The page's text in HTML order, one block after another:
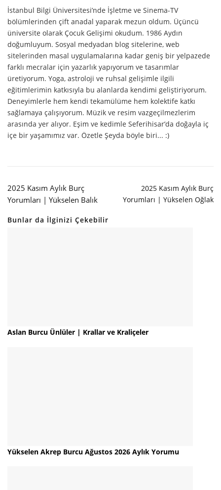
İstanbul Bilgi Üniversitesi’nde İşletme ve Sinema-TV
bölümlerinden çift anadal yaparak mezun oldum. Üçüncü
üniversite olarak Çocuk Gelişimi okudum. 1986 Aydın
doğumluyum. Sosyal medyadan blog sitelerine, web
sitelerinden masal uygulamalarına kadar geniş bir yelpazede
farklı mecralar için yazarlık yapıyorum ve tasarımlar
üretiyorum. Yoga, astroloji ve ruhsal gelişimle ilgili
eğitimlerimin katkısıyla bu alanlarda kendimi geliştiriyorum.
Deneyimlerle hem kendi tekamülüme hem kolektife katkı
sağlamaya çalışıyorum. Müzik ve resim vazgeçilmezlerim
arasında yer alıyor. Eşim ve kedimle Seferihisar’da doğayla iç
içe bir yaşamımız var. Özetle Şeyda böyle biri... :)
2025 Kasım Aylık Burç
Yorumları | Yükselen Balık
2025 Kasım Aylık Burç
Yorumları | Yükselen Oğlak
Bunlar da İlginizi Çekebilir
Aslan Burcu Ünlüler | Krallar ve Kraliçeler
Yükselen Akrep Burcu Ağustos 2026 Aylık Yorumu